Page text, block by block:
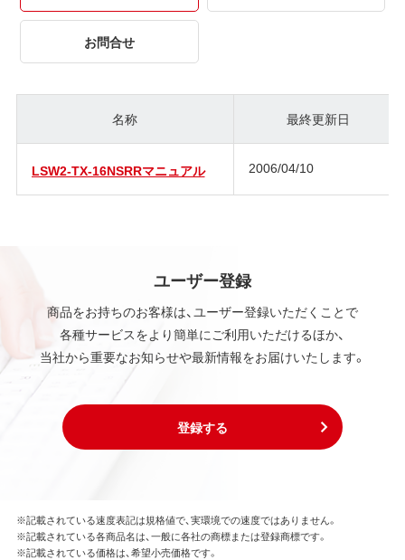
お問合せ
名称 最終更新日
LSW2-TX-16NSRRマニュアル 2006/04/10
ユーザー登録
商品をお持ちのお客様は、ユーザー登録いただくことで
各種サービスをより簡単にご利用いただけるほか、
当社から重要なお知らせや最新情報をお届けいたします。
登録する
※記載されている速度表記は規格値で、実環境での速度ではありません。
※記載されている各商品名は、一般に各社の商標または登録商標です。
※記載されている価格は、希望小売価格です。